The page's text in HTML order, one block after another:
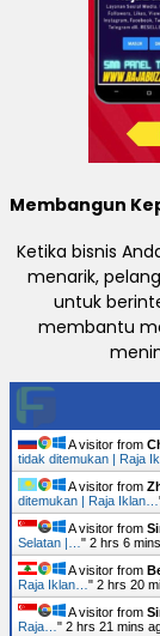
Membangun
Ketika bisnis
menarik,
untuk
membantu
A visitor from
tidak ditemukan | Raja
A visitor from
ditemukan | Raja Iklan…
A visitor from
Selatan |… " 2 hrs 6
A visitor from
Raja Iklan… " 2 hrs 20
A visitor from
Raja… " 2 hrs 21 mins